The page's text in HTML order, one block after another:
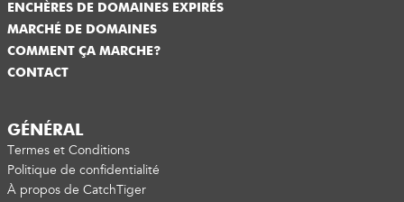
ENCHÈRES DE DOMAINES EXPIRÉS
MARCHÉ DE DOMAINES
COMMENT ÇA MARCHE?
CONTACT
GÉNÉRAL
Termes et Conditions
Politique de confidentialité
À propos de CatchTiger